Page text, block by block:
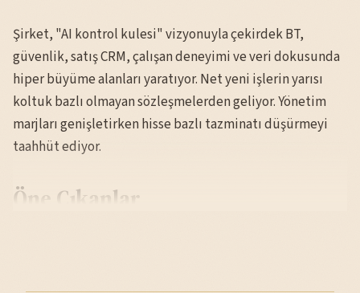
Şirket, "AI kontrol kulesi" vizyonuyla çekirdek BT,
güvenlik, satış CRM, çalışan deneyimi ve veri dokusunda
hiper büyüme alanları yaratıyor. Net yeni işlerin yarısı
koltuk bazlı olmayan sözleşmelerden geliyor. Yönetim
marjları genişletirken hisse bazlı tazminatı düşürmeyi
taahhüt ediyor.
Öne Çıkanlar